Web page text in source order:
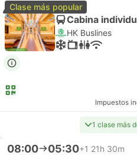
Clase más popular
Cabina
HK Buslines
Impuestos
1 clase más
08:00 05:30+1 21h 30m